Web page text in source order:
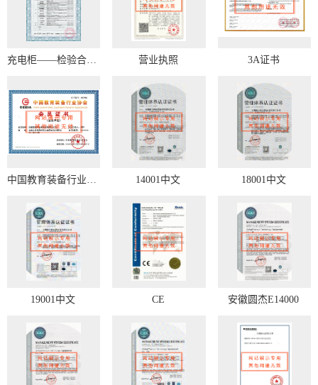
充电柜——检验合格证书 营业执照 3A证书
中国教育装备行业协会会员证书 14001中文 18001中文
19001中文 CE 安徽圆杰E14000